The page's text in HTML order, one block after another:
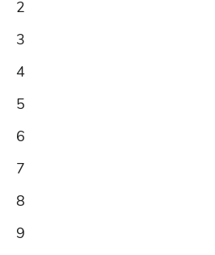
2
3
4
5
6
7
8
9